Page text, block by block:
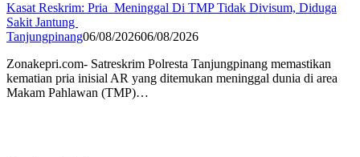
Kasat Reskrim: Pria Meninggal Di TMP Tidak Divisum, Diduga
Sakit Jantung
Tanjungpinang06/08/202606/08/2026
Zonakepri.com- Satreskrim Polresta Tanjungpinang memastikan
kematian pria inisial AR yang ditemukan meninggal dunia di area
Makam Pahlawan (TMP)…